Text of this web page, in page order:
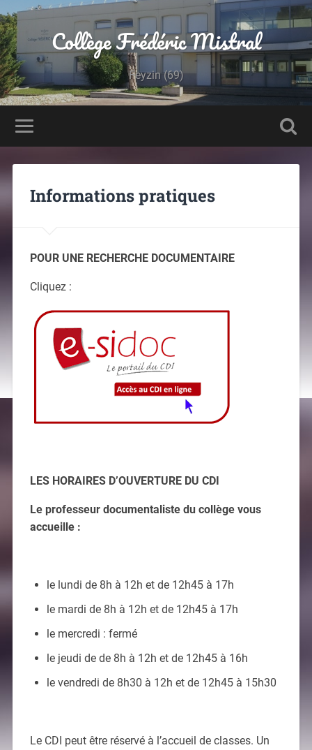
Collège Frédéric Mistral
Feyzin (69)
Informations pratiques
POUR UNE RECHERCHE DOCUMENTAIRE
Cliquez :
LES HORAIRES D’OUVERTURE DU CDI
Le professeur documentaliste du collège vous
accueille :
le lundi de 8h à 12h et de 12h45 à 17h
le mardi de 8h à 12h et de 12h45 à 17h
le mercredi : fermé
le jeudi de de 8h à 12h et de 12h45 à 16h
le vendredi de 8h30 à 12h et de 12h45 à 15h30
Le CDI peut être réservé à l’accueil de classes. Un
Panneau de gestion des cookies